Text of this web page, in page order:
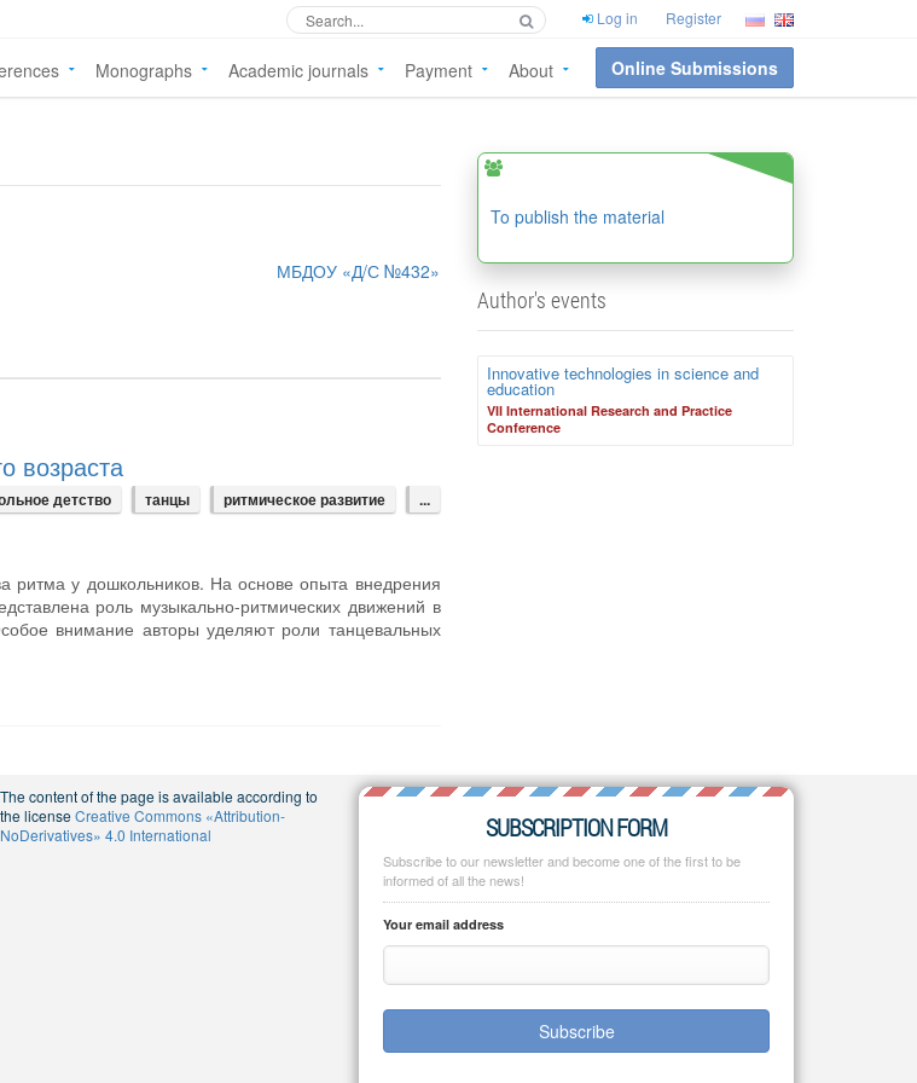
Log in Register
Monographs Academic journals Payment About Online Submissions
МБДОУ «Д/С №432»
возраста
детство танцы ритмическое развитие ...
ритма у дошкольников. На основе опыта внедрения
роль музыкально-ритмических движений в
внимание авторы уделяют роли танцевальных
To publish the material
Author's events
Innovative technologies in science and
education
VII International Research and Practice
Conference
The content of the page is available according to
the licenseCreative Commons «Attribution-
4.0 International
SUBSCRIPTION FORM
Subscribe to our newsletter and become one of the first to be
informed of all the news!
Your email address
Subscribe